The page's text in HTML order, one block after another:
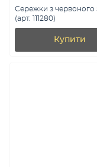
Сережки з червоного
(арт. 111280)
Купити